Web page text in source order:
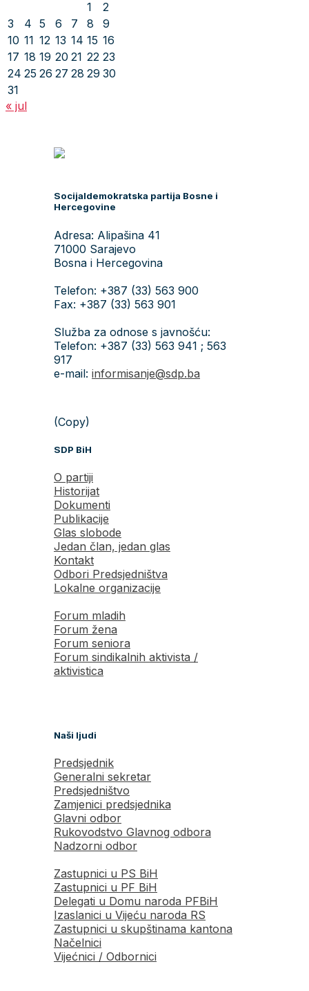
1
2
3
4 5 6 7 8
9
10 11 12 13 14 15 16
17 18 19 20 21 22 23
24 25 26 27 28 29 30
31
« jul
Socijaldemokratska partija Bosne i
Hercegovine
Adresa: Alipašina 41
71000 Sarajevo
Bosna i Hercegovina
Telefon: +387 (33) 563 900
Fax: +387 (33) 563 901
Služba za odnose s javnošću:
Telefon: +387 (33) 563 941 ; 563
917
e-mail: informisanje@sdp.ba
(Copy)
SDP BiH
O partiji
Historijat
Dokumenti
Publikacije
Glas slobode
Jedan član, jedan glas
Kontakt
Odbori Predsjedništva
Lokalne organizacije
Forum mladih
Forum žena
Forum seniora
Forum sindikalnih aktivista /
aktivistica
Naši ljudi
Predsjednik
Generalni sekretar
Predsjedništvo
Zamjenici predsjednika
Glavni odbor
Rukovodstvo Glavnog odbora
Nadzorni odbor
Zastupnici u PS BiH
Zastupnici u PF BiH
Delegati u Domu naroda PFBiH
Izaslanici u Vijeću naroda RS
Zastupnici u skupštinama kantona
Načelnici
Vijećnici / Odbornici